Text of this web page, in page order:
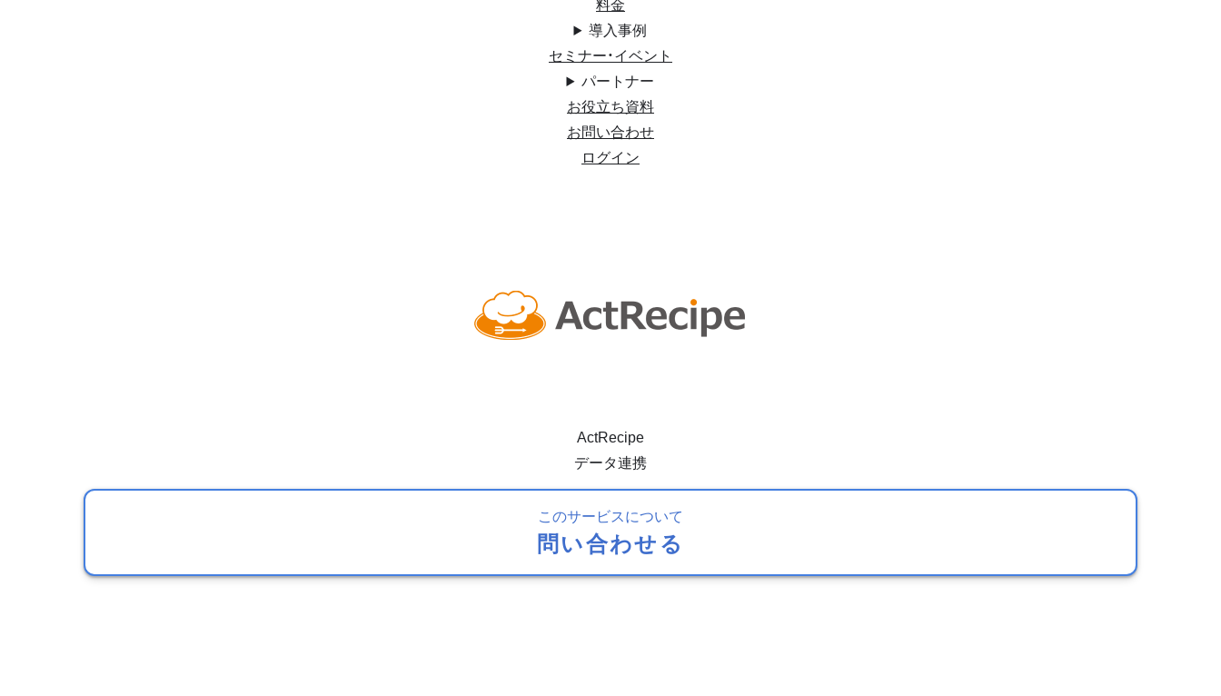
導入事例
セミナー・イベント
パートナー
お役立ち資料
お問い合わせ
ログイン
ActRecipe
データ連携
このサービスについて
問い合わせる